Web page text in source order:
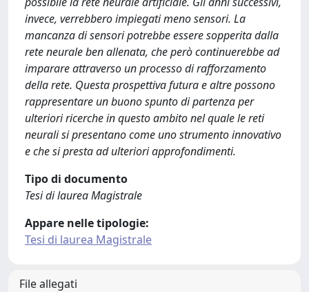
Tipo di documento
Tesi di laurea Magistrale
Appare nelle tipologie:
Tesi di laurea Magistrale
File allegati